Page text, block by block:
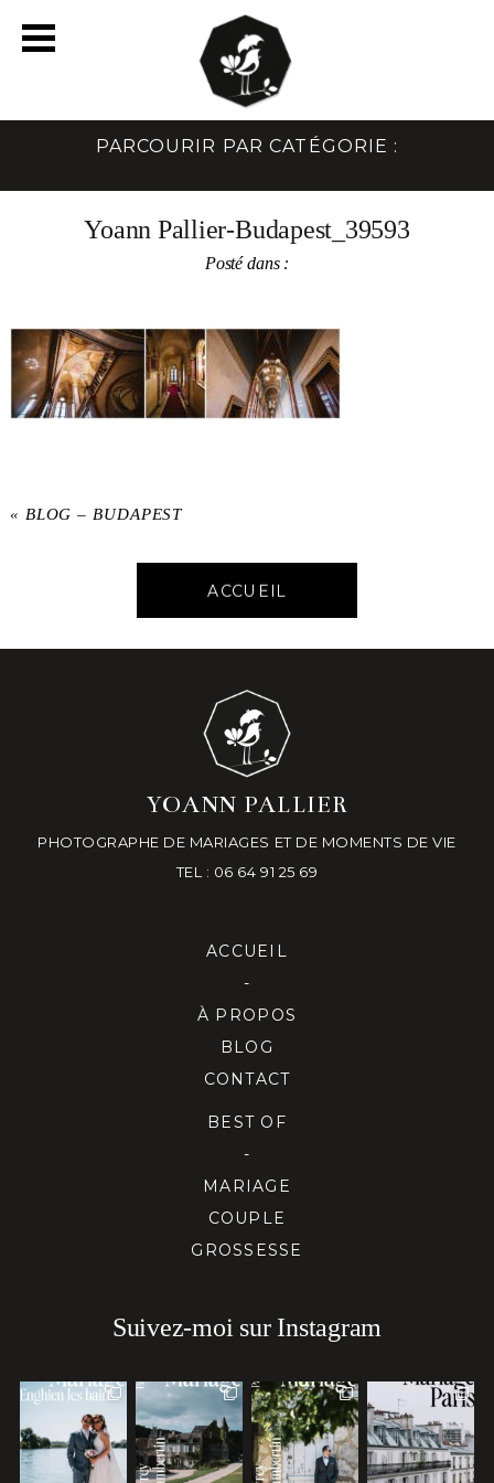
PARCOURIR PAR CATÉGORIE :
Yoann Pallier-Budapest_39593
Posté dans :
« BLOG – BUDAPEST
ACCUEIL
YOANN PALLIER
PHOTOGRAPHE DE MARIAGES ET DE MOMENTS DE VIE
TEL : 06 64 91 25 69
ACCUEIL
-
À PROPOS
BLOG
CONTACT
BEST OF
-
MARIAGE
COUPLE
GROSSESSE
Suivez-moi sur Instagram